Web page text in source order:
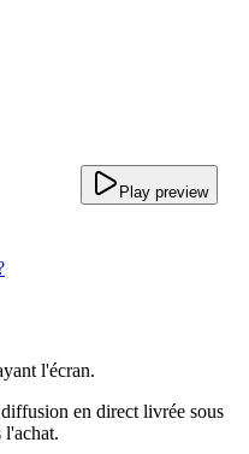
Play preview
l'écran.
en direct livrée sous
l'achat.